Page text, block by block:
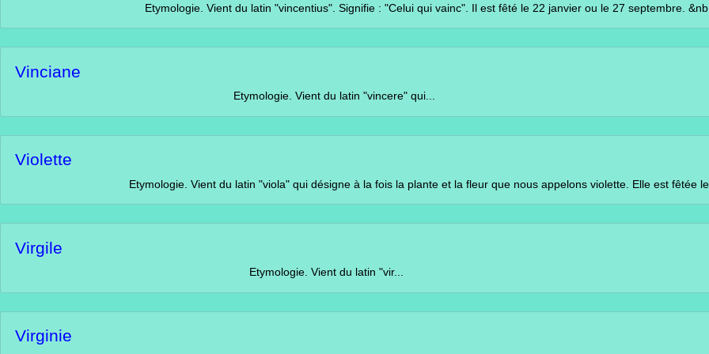
Etymologie. Vient du latin "vincentius". Signifie : "Celui qui vainc". Il est fêté le 22 janvier ou le 27 septembre.
Vinciane
Etymologie. Vient du latin "vincere" qui...
Violette
Etymologie. Vient du latin "viola" qui désigne à la fois la plante et la fleur que nous appelons violette. Elle est fêtée le
Virgile
Etymologie. Vient du latin "vir...
Virginie